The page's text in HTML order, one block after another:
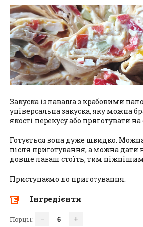
Закуска із лаваша з крабовими
універсальна закуска, яку можна
якості перекусу або приготувати на
Готується вона дуже швидко.
після приготування, а можна дати
довше лаваш стоїть, тим ніжнішим
Приступаємо до приготування.
Інгредієнти
Порції: – +